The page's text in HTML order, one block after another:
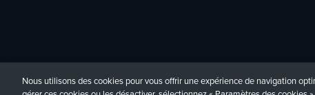
Politique de confidentialitéAccessibilitéContact
Nous utilisons des cookies pour vous offrir une expérience de navigation